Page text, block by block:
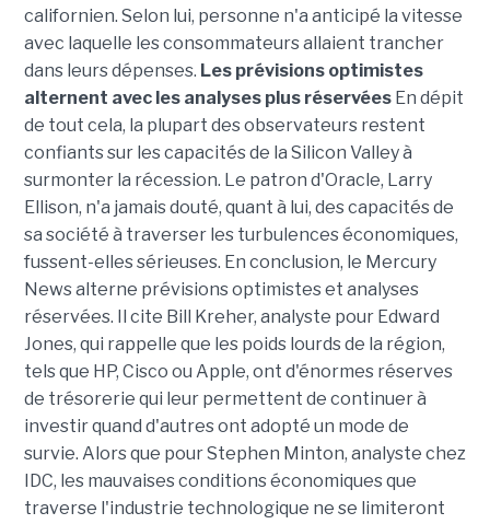
californien. Selon lui, personne n'a anticipé la vitesse
avec laquelle les consommateurs allaient trancher
dans leurs dépenses. Les prévisions optimistes
alternent avec les analyses plus réservéesEn dépit
de tout cela, la plupart des observateurs restent
confiants sur les capacités de la Silicon Valley à
surmonter la récession. Le patron d'Oracle, Larry
Ellison, n'a jamais douté, quant à lui, des capacités de
sa société à traverser les turbulences économiques,
fussent-elles sérieuses. En conclusion, le Mercury
News alterne prévisions optimistes et analyses
réservées. Il cite Bill Kreher, analyste pour Edward
Jones, qui rappelle que les poids lourds de la région,
tels que HP, Cisco ou Apple, ont d'énormes réserves
de trésorerie qui leur permettent de continuer à
investir quand d'autres ont adopté un mode de
survie. Alors que pour Stephen Minton, analyste chez
IDC, les mauvaises conditions économiques que
traverse l'industrie technologique ne se limiteront